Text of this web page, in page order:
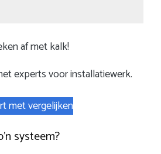
af met kalk!
experts voor installatiewerk.
met vergelijken
systeem?